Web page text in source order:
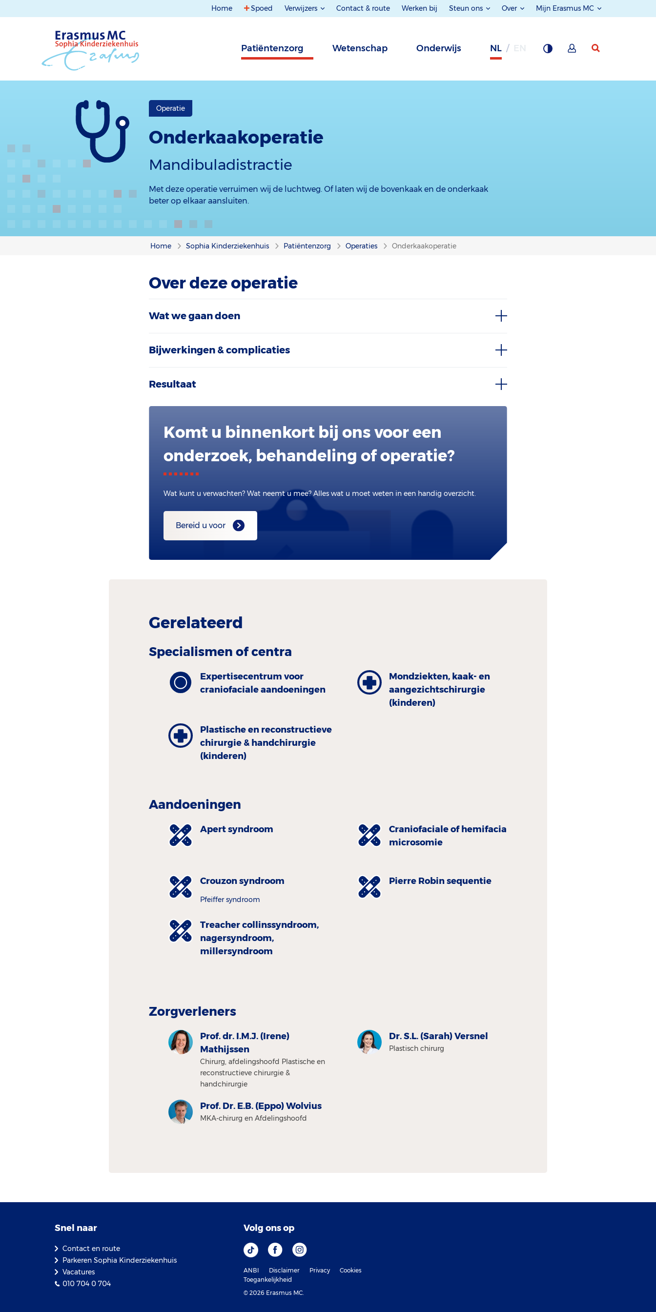
Home Spoed Verwijzers Contact & route Werken bij Steun ons Over Mijn Erasmus MC
Patiëntenzorg Wetenschap Onderwijs NL
Operatie
Onderkaakoperatie
Mandibuladistractie
Met deze operatie verruimen wij de luchtweg. Of laten wij de bovenkaak en de onderkaak
beter op elkaar aansluiten.
Home Sophia Kinderziekenhuis Patiëntenzorg Operaties Onderkaakoperatie
Over deze operatie
Wat we gaan doen
Bijwerkingen & complicaties
Resultaat
Komt u binnenkort bij ons voor een
onderzoek, behandeling of operatie?
Wat kunt u verwachten? Wat neemt u mee? Alles wat u moet weten in een handig overzicht.
Bereid u voor
Gerelateerd
Specialismen of centra
Expertisecentrum voor
craniofaciale aandoeningen
Mondziekten, kaak- en
aangezichtschirurgie
(kinderen)
Plastische en reconstructieve
chirurgie & handchirurgie
(kinderen)
Aandoeningen
Apert syndroom
Craniofaciale of hemifaciale
microsomie
Crouzon syndroom
Pfeiffer syndroom
Pierre Robin sequentie
Treacher collinssyndroom,
nagersyndroom,
millersyndroom
Zorgverleners
Prof. dr. I.M.J. (Irene)
Mathijssen
Chirurg, afdelingshoofd Plastische en
reconstructieve chirurgie &
handchirurgie
Dr. S.L. (Sarah) Versnel
Plastisch chirurg
Prof. Dr. E.B. (Eppo) Wolvius
MKA-chirurg en Afdelingshoofd
Snel naar
Contact en route
Parkeren Sophia Kinderziekenhuis
Vacatures
010 704 0 704
Volg ons op
ANBI Disclaimer Privacy
Cookies
Toegankelijkheid
© 2026 Erasmus MC.